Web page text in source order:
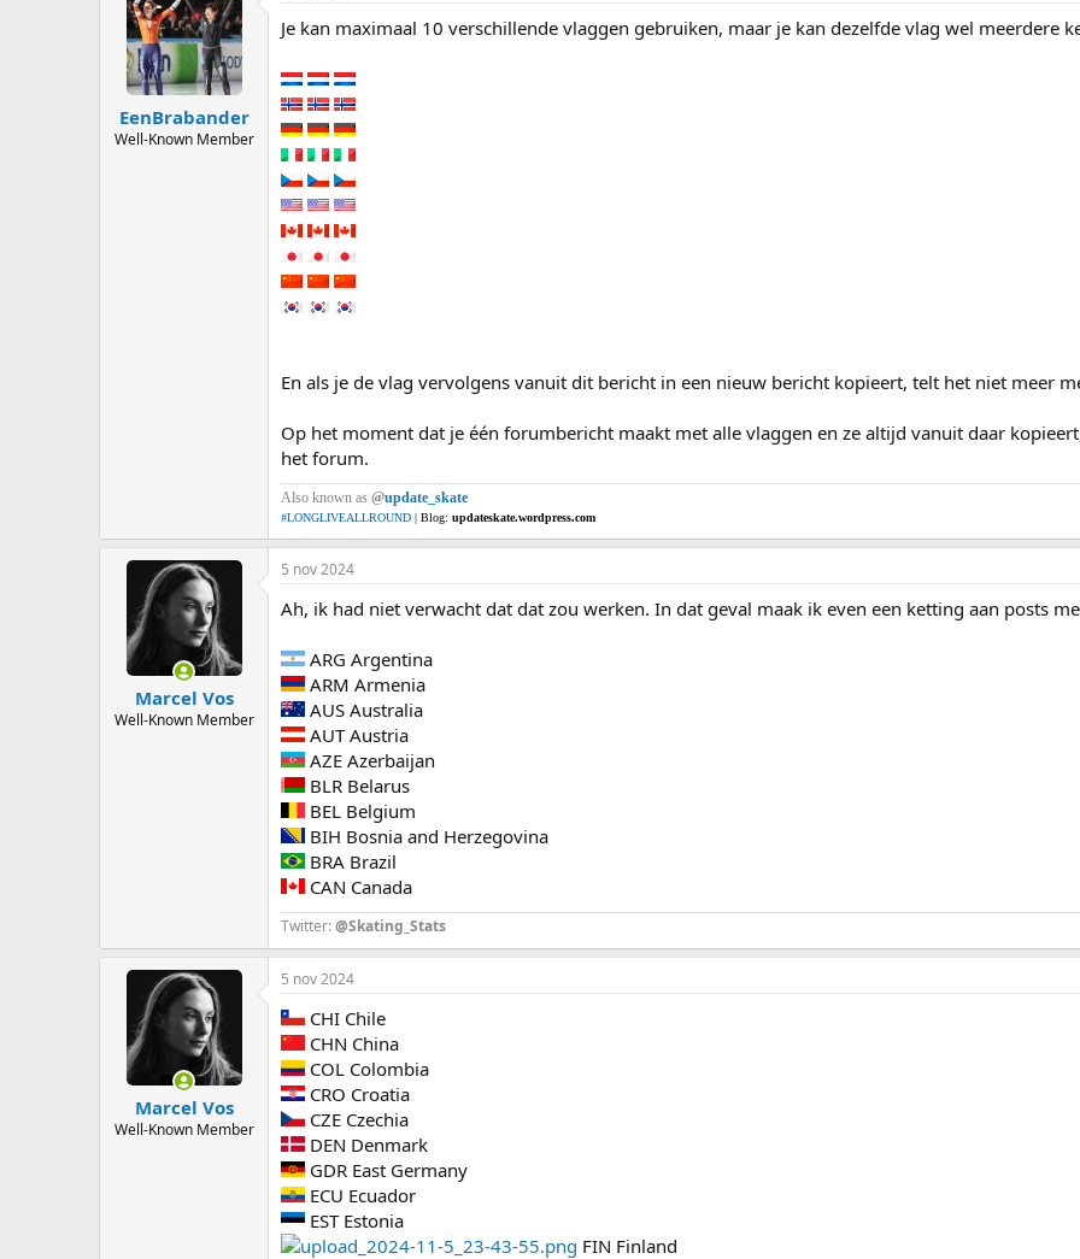
EenBrabander
Well-Known Member
Je kan maximaal 10 verschillende vlaggen gebruiken, maar je kan dezelfde vlag wel meerdere
En als je de vlag vervolgens vanuit dit bericht in een nieuw bericht kopieert, telt het niet meer
Op het moment dat je één forumbericht maakt met alle vlaggen en ze altijd vanuit daar
het forum.
Also known as @update_skate
#LONGLIVEALLROUND | Blog: updateskate.wordpress.com
Marcel Vos
Well-Known Member
5 nov 2024
Ah, ik had niet verwacht dat dat zou werken. In dat geval maak ik even een ketting aan posts
ARG Argentina
ARM Armenia
AUS Australia
AUT Austria
AZE Azerbaijan
BLR Belarus
BEL Belgium
BIH Bosnia and Herzegovina
BRA Brazil
CAN Canada
Twitter:@Skating_Stats
Marcel Vos
Well-Known Member
5 nov 2024
CHI Chile
CHN China
COL Colombia
CRO Croatia
CZE Czechia
DEN Denmark
GDR East Germany
ECU Ecuador
EST Estonia
FIN Finland